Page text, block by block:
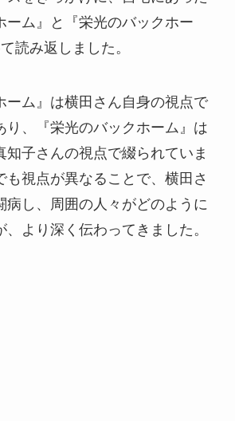
ーム』と『栄光のバックホー
読み返しました。
ーム』は横田さん自身の視点で
り、『栄光のバックホーム』は
知子さんの視点で綴られていま
も視点が異なることで、横田さ
病し、周囲の人々がどのように
より深く伝わってきました。